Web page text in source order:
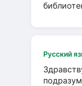
Русский